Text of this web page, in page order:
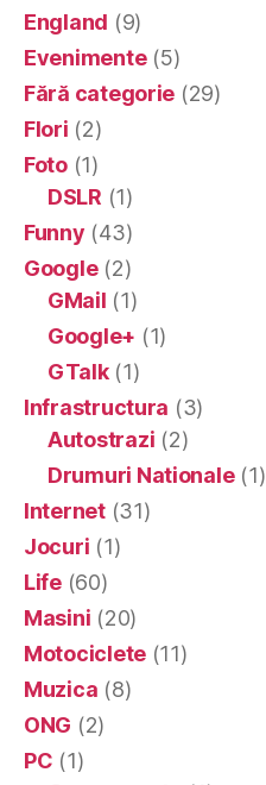
England (9)
Evenimente(5)
Fără categorie (29)
Flori (2)
Foto(1)
DSLR (1)
Funny (43)
Google(2)
GMail (1)
Google+ (1)
GTalk(1)
Infrastructura (3)
Autostrazi (2)
Drumuri Nationale(1)
Internet(31)
Jocuri (1)
Life(60)
Masini (20)
Motociclete (11)
Muzica (8)
ONG (2)
PC (1)